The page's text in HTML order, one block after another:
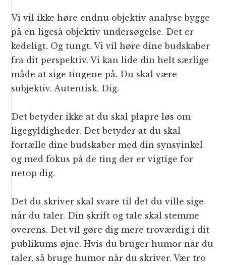
Vi vil ikke høre endnu objektiv analyse bygge
på en ligeså objektiv undersøgelse. Det er
kedeligt. Og tungt. Vi vil høre dine budskaber
fra dit perspektiv. Vi kan lide din helt særlige
måde at sige tingene på. Du skal være
subjektiv. Autentisk. Dig.
Det betyder ikke at du skal plapre løs om
ligegyldigheder. Det betyder at du skal
fortælle dine budskaber med din synsvinkel
og med fokus på de ting der er vigtige for
netop dig.
Det du skriver skal svare til det du ville sige
når du taler. Din skrift og tale skal stemme
overens. Det vil gøre dig mere troværdig i dit
publikums øjne. Hvis du bruger humor når du
taler, så bruge humor når du skriver. Vær tro